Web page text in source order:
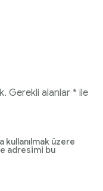
Gerekli alanlar * ile
kullanılmak üzere
adresimi bu